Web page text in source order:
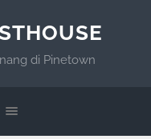
di Pinetown